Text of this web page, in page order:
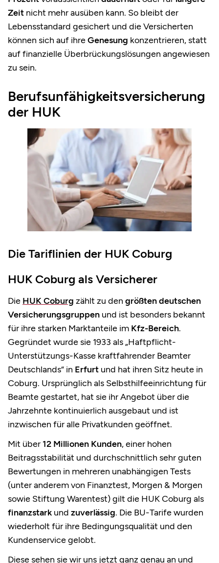
Zeit nicht mehr ausüben kann. So bleibt der
Lebensstandard gesichert und die Versicherten
können sich auf ihreGenesung konzentrieren, statt
auf finanzielle Überbrückungslösungen angewiesen
zu sein.
Berufsunfähigkeitsversicherung
der HUK
Die Tariflinien der HUK Coburg
HUK Coburg als Versicherer
Die HUK Coburg zählt zu den größten deutschen
Versicherungsgruppen und ist besonders bekannt
für ihre starken Marktanteile im Kfz-Bereich.
Gegründet wurde sie 1933 als „Haftpflicht-
Unterstützungs-Kasse kraftfahrender Beamter
Deutschlands“ in Erfurt und hat ihren Sitz heute in
Coburg. Ursprünglich als Selbsthilfeeinrichtung für
Beamte gestartet, hat sie ihr Angebot über die
Jahrzehnte kontinuierlich ausgebaut und ist
inzwischen für alle Privatkunden geöffnet.
Mit über 12 Millionen Kunden, einer hohen
Beitragsstabilität und durchschnittlich sehr guten
Bewertungen in mehreren unabhängigen Tests
(unter anderem von Finanztest, Morgen & Morgen
sowie Stiftung Warentest) gilt die HUK Coburg als
finanzstark und zuverlässig. Die BU-Tarife wurden
wiederholt für ihre Bedingungsqualität und den
Kundenservice gelobt.
Diese sehen sie wir uns jetzt ganz genau an und